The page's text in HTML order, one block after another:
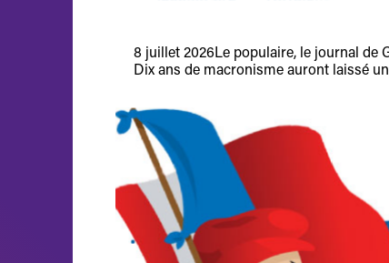
8 juillet 2026 Le populaire, le journal de
Dix ans de macronisme auront laissé